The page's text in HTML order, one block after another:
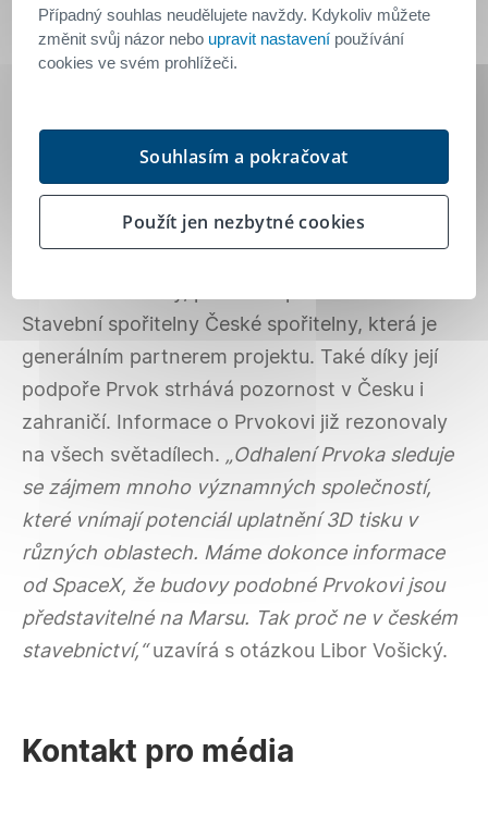
První tištěnou stavbu z betonu v Česku letos
se Scoolptem jsme se v experimentu rozhodli
pokračovat i přes vrcholící pandemii koronaviru.
3D tisk totiž může dát odpověď na mnoho
výzev ve stavebnictví, obzvlášť po epidemii.
Stavební spořitelny České spořitelny, která je
generálním partnerem projektu. Také díky její
podpoře Prvok strhává pozornost v Česku i
zahraničí. Informace o Prvokovi již rezonovaly
na všech světadílech. „Odhalení Prvoka sleduje
se zájmem mnoho významných společností,
které vnímají potenciál uplatnění 3D tisku v
různých oblastech. Máme dokonce informace
od SpaceX, že budovy podobné Prvokovi jsou
představitelné na Marsu. Tak proč ne v českém
stavebnictví,“uzavírá s otázkou Libor Vošický.
Kontakt pro média
Případný souhlas neudělujete navždy. Kdykoliv můžete
změnit svůj názor nebo upravit nastavení používání
cookies ve svém prohlížeči.
Souhlasím a pokračovat
Použít jen nezbytné cookies